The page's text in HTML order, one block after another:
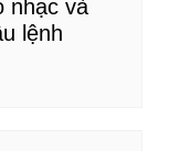
nhạc và
lệnh